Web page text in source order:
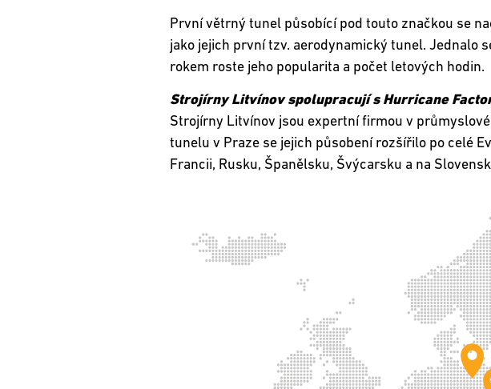
První větrný tunel působící pod touto značkou se
jako jejich první tzv. aerodynamický tunel. Jednalo
rokem roste jeho popularita a počet letových hodin.
Strojírny Litvínov spolupracují s Hurricane
Strojírny Litvínov jsou expertní firmou v
tunelu v Praze se jejich působení rozšířilo po celé
Francii, Rusku, Španělsku, Švýcarsku a na